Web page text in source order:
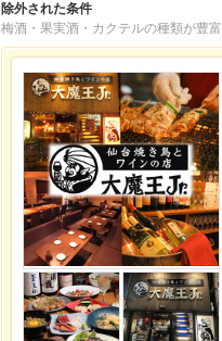
除外された条件
梅酒・果実酒・カクテルの種類が豊